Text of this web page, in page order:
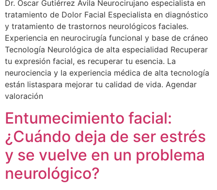
Dr. Óscar Gutiérrez Avila Neurocirujano especialista en
tratamiento de Dolor Facial Especialista en diagnóstico
y tratamiento de trastornos neurológicos faciales.
Experiencia en neurocirugía funcional y base de cráneo
Tecnología Neurológica de alta especialidad Recuperar
tu expresión facial, es recuperar tu esencia. La
neurociencia y la experiencia médica de alta tecnología
están listaspara mejorar tu calidad de vida. Agendar
valoración
Entumecimiento facial:
¿Cuándo deja de ser estrés
y se vuelve en un problema
neurológico?